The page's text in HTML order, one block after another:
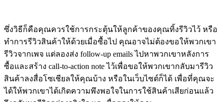
ซึ่งวิธีก็คือคุณควรใช้การกระตุ้นให้ลูกค้าของคุณทิ้งรีวิวไว้ หรือ
ทำการรีวิวสินค้าให้ด้วยเมื่อซื้อไป คุณอาจไม่ต้องขอให้พวกเขา
รีวิวจากเพจ แต่ลองส่ง follow-up emails ไปหาพวกเขาหลังการ
ซื้อและสร้าง call-to-action note ไว้เพื่อขอให้พวกเขากลับมารีวิว
สินค้าลงสื่อโซเชียลให้คุณบ้าง หรือในเว็บไซต์ก็ได้ เพื่อที่คุณจะ
ได้ให้พวกเขาได้เกิดความพึงพอใจในการใช้สินค้าเสียก่อนแล้ว